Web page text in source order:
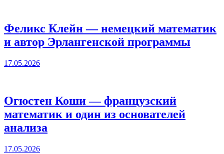
Феликс Клейн — немецкий математик
и автор Эрлангенской программы
17.05.2026
Огюстен Коши — французский
математик и один из основателей
анализа
17.05.2026